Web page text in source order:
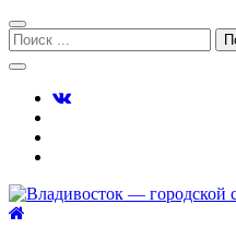
Перейти
к
навигации
Перейти
к
содержимому
Поиск: